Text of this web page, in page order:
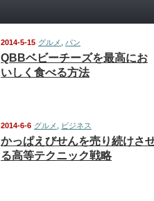
2014-5-15 グルメ パン
QBBベビーチーズを最高にお
いしく食べる方法
2014-6-6 グルメ ビジネス
かっぱえびせんを売り続けさ
る高等テクニック戦略